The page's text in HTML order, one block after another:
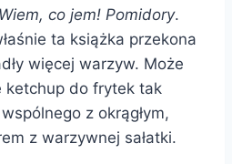
Wiem, co jem! Pomidory.
ta książka przekona
więcej warzyw. Może
ketchup do frytek tak
z okrągłym,
z warzywnej sałatki.